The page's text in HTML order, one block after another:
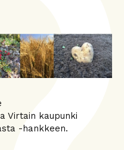
Virtain kaupunki
-hankkeen.